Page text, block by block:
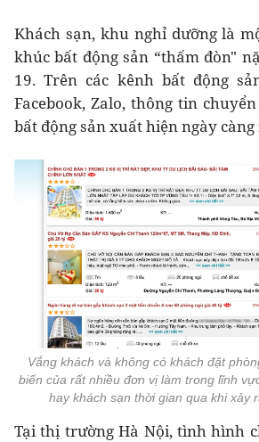
Khách sạn, khu nghỉ dưỡng là
khúc bất động sản “thấm đòn"
19. Trên các kênh bất động
Facebook, Zalo, thông tin
bất động sản xuất hiện ngày càng
Vắng khách và không có khách đặt
biến của rất nhiều đơn vị làm trong lĩnh
hay khách sạn thời gian qua khi xảy
Tại thị trường Hà Nội, tình hình